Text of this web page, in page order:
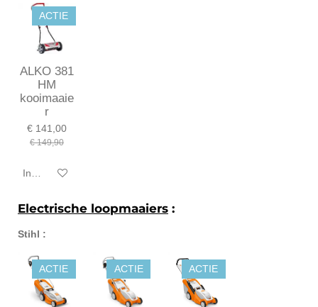
ACTIE
ALKO 381
HM
kooimaaie
r
€ 141,00
€ 149,90
In winkelwagen
Electrische loopmaaiers :
Stihl :
ACTIE ACTIE ACTIE